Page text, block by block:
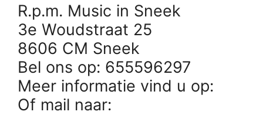
R.p.m. Music in Sneek
3e Woudstraat 25
8606 CM Sneek
Bel ons op: 655596297
Meer informatie vind u op:
Of mail naar: